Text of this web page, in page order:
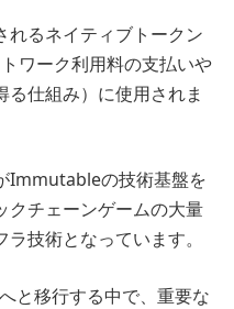
れるネイティブトークン
ワーク利用料の支払いや
仕組み）に使用されま
Immutableの技術基盤を
クチェーンゲームの大量
技術となっています。
と移行する中で、重要な